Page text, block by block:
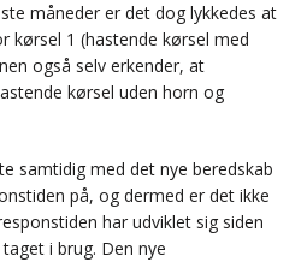
måneder er det dog lykkedes at
kørsel 1 (hastende kørsel med
også selv erkender, at
kørsel uden horn og
samtidig med det nye beredskab
på, og dermed er det ikke
har udviklet sig siden
i brug. Den nye